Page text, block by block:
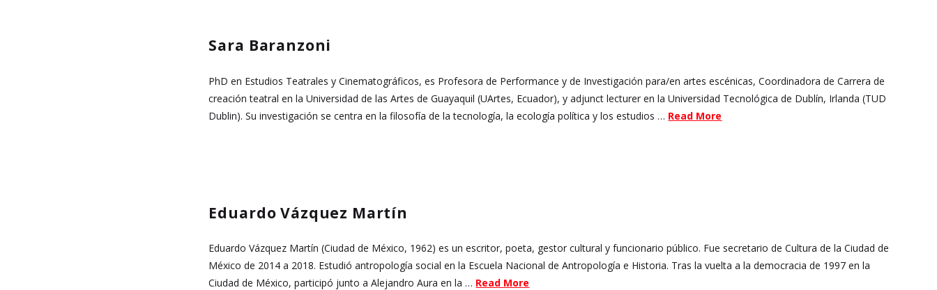
Sara Baranzoni
PhD en Estudios Teatrales y Cinematográficos, es Profesora de Performance y de Investigación para/en artes escénicas, Coordinadora de Carrera de
creación teatral en la Universidad de las Artes de Guayaquil (UArtes, Ecuador), y adjunct lecturer en la Universidad Tecnológica de Dublín, Irlanda (TUD
Dublin). Su investigación se centra en la filosofía de la tecnología, la ecología política y los estudios … Read More
Eduardo Vázquez Martín
Eduardo Vázquez Martín (Ciudad de México, 1962) es un escritor, poeta, gestor cultural y funcionario público. Fue secretario de Cultura de la Ciudad de
México de 2014 a 2018. Estudió antropología social en la Escuela Nacional de Antropología e Historia. Tras la vuelta a la democracia de 1997 en la
Ciudad de México, participó junto a Alejandro Aura en la … Read More